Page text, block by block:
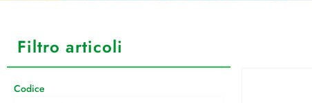
Filtro articoli
La modifica di un filtro aggiorna automaticamente gli altri filtri disponibili.
Codice